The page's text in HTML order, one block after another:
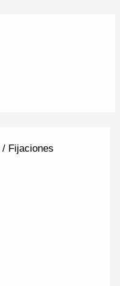
/ Fijaciones